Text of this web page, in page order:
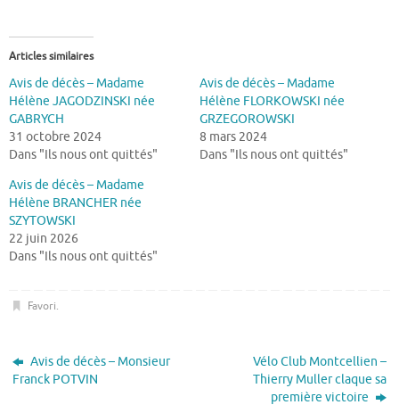
Articles similaires
Avis de décès – Madame
Hélène JAGODZINSKI née
GABRYCH
31 octobre 2024
Dans "Ils nous ont quittés"
Avis de décès – Madame
Hélène FLORKOWSKI née
GRZEGOROWSKI
8 mars 2024
Dans "Ils nous ont quittés"
Avis de décès – Madame
Hélène BRANCHER née
SZYTOWSKI
22 juin 2026
Dans "Ils nous ont quittés"
Favori.
Avis de décès – Monsieur
Franck POTVIN
Vélo Club Montcellien –
Thierry Muller claque sa
première victoire